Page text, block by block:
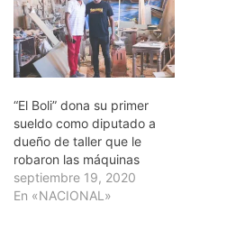
“El Boli” dona su primer
sueldo como diputado a
dueño de taller que le
robaron las máquinas
septiembre 19, 2020
En «NACIONAL»